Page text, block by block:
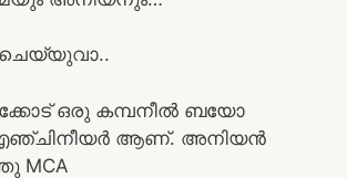
ചെയ്യുവാ..
ഒരു കമ്പനീൽ ബയോ
ആണ്‌. അനിയൻ
MCA